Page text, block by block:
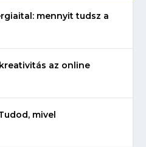
mennyit tudsz a
az online
mivel